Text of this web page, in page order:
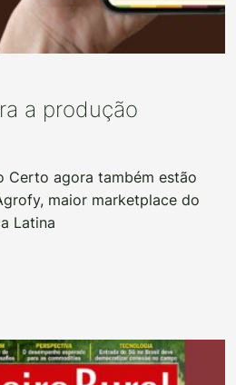
a produção
Certo agora também estão
maior marketplace do
Latina